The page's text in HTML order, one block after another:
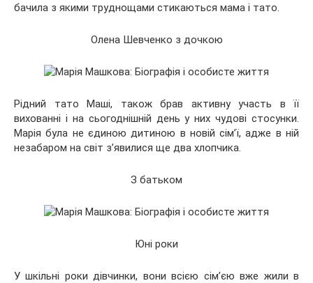
бачила з якими труднощами стикаються мама і тато.
Олена Шевченко з дочкою
Рідний тато Маші, також брав активну участь в її
вихованні і на сьогоднішній день у них чудові стосунки.
Марія була не єдиною дитиною в новій сім’ї, адже в ній
незабаром на світ з’явилися ще два хлопчика.
З батьком
Юні роки
У шкільні роки дівчинки, вони всією сім’єю вже жили в